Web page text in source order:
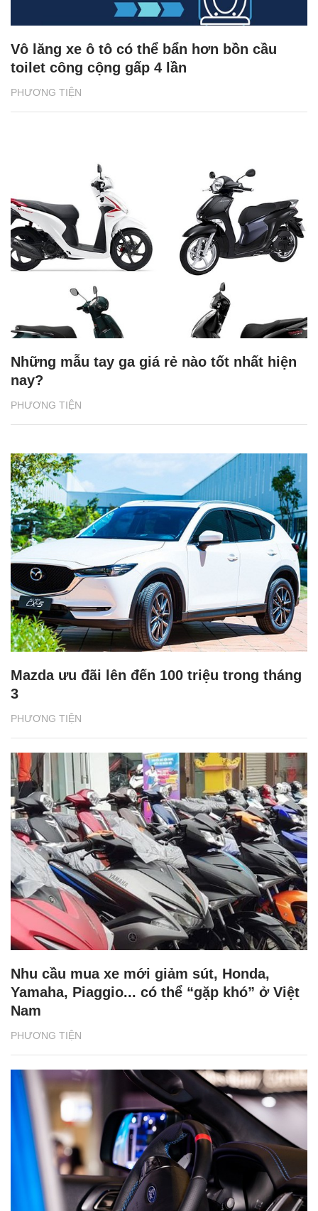
PHƯƠNG TIỆN
Vô lăng xe ô tô có thể bẩn hơn bồn cầu
toilet công cộng gấp 4 lần
PHƯƠNG TIỆN
Những mẫu tay ga giá rẻ nào tốt nhất hiện
nay?
PHƯƠNG TIỆN
Mazda ưu đãi lên đến 100 triệu trong tháng
3
PHƯƠNG TIỆN
Nhu cầu mua xe mới giảm sút, Honda,
Yamaha, Piaggio... có thể “gặp khó” ở Việt
Nam